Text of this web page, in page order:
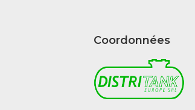
Coordonnées